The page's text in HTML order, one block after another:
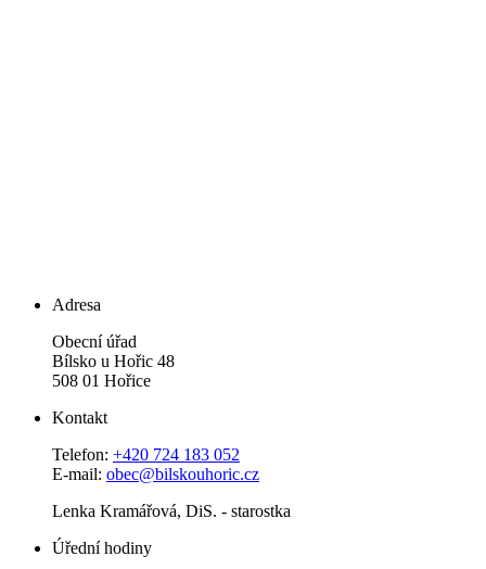
Adresa
Obecní úřad
Bílsko u Hořic 48
508 01 Hořice
Kontakt
Telefon: +420 724 183 052
E-mail: obec@bilskouhoric.cz
Lenka Kramářová, DiS. - starostka
Úřední hodiny